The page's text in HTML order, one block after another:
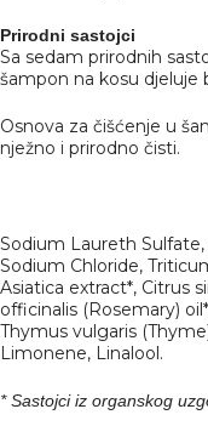
Prirodni sastojci
Sa sedam prirodnih
šampon na kosu djeluje
Osnova za čišćenje u
nježno i prirodno čisti.
Sodium Laureth
Sodium Chloride,
Asiatica extract*, Citrus
officinalis (Rosemary)
Thymus vulgaris
Limonene, Linalool.
* Sastojci iz organskog